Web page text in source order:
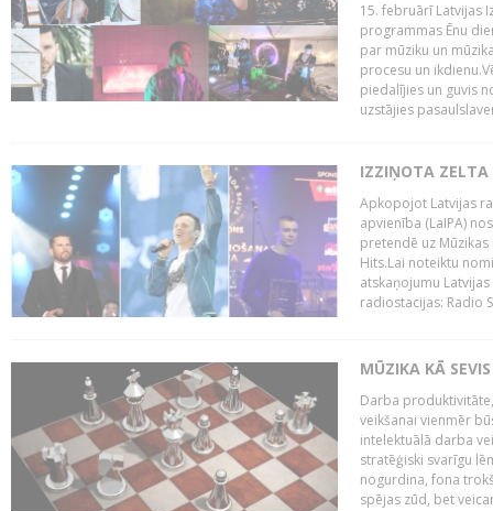
15. februārī Latvijas
programmas Ēnu
par mūziku un
procesu un
piedalījies un guvis
uzstājies
IZZIŅOTA ZELTA
Apkopojot Latvijas
apvienība (LaIPA)
pretendē uz
Hits.Lai noteiktu
atskaņojumu
radiostacijas: Radio
MŪZIKA KĀ
Darba
veikšanai vienmēr
intelektuālā darba
stratēģiski svarīgu
nogurdina, fona
spējas zūd, bet